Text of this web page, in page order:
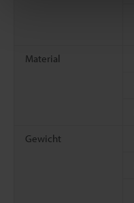
Material
Gewicht